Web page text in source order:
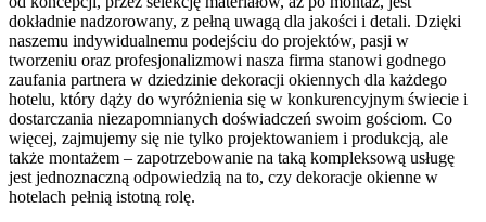
dokładnie nadzorowany, z pełną uwagą dla jakości i detali. Dzięki
naszemu indywidualnemu podejściu do projektów, pasji w
tworzeniu oraz profesjonalizmowi nasza firma stanowi godnego
zaufania partnera w dziedzinie dekoracji okiennych dla każdego
hotelu, który dąży do wyróżnienia się w konkurencyjnym świecie i
dostarczania niezapomnianych doświadczeń swoim gościom. Co
więcej, zajmujemy się nie tylko projektowaniem i produkcją, ale
także montażem – zapotrzebowanie na taką kompleksową usługę
jest jednoznaczną odpowiedzią na to, czy dekoracje okienne w
hotelach pełnią istotną rolę.